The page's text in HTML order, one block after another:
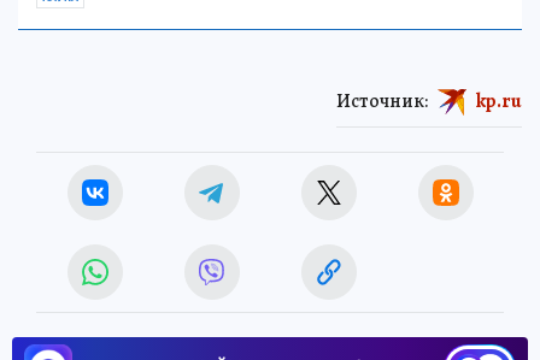
Источник: kp.ru